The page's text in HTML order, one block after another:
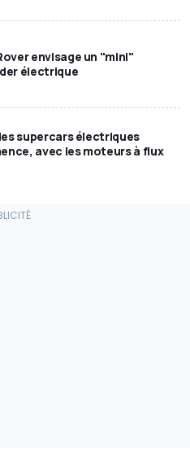
envisage un "mini"
électrique
supercars électriques
avec les moteurs à flux